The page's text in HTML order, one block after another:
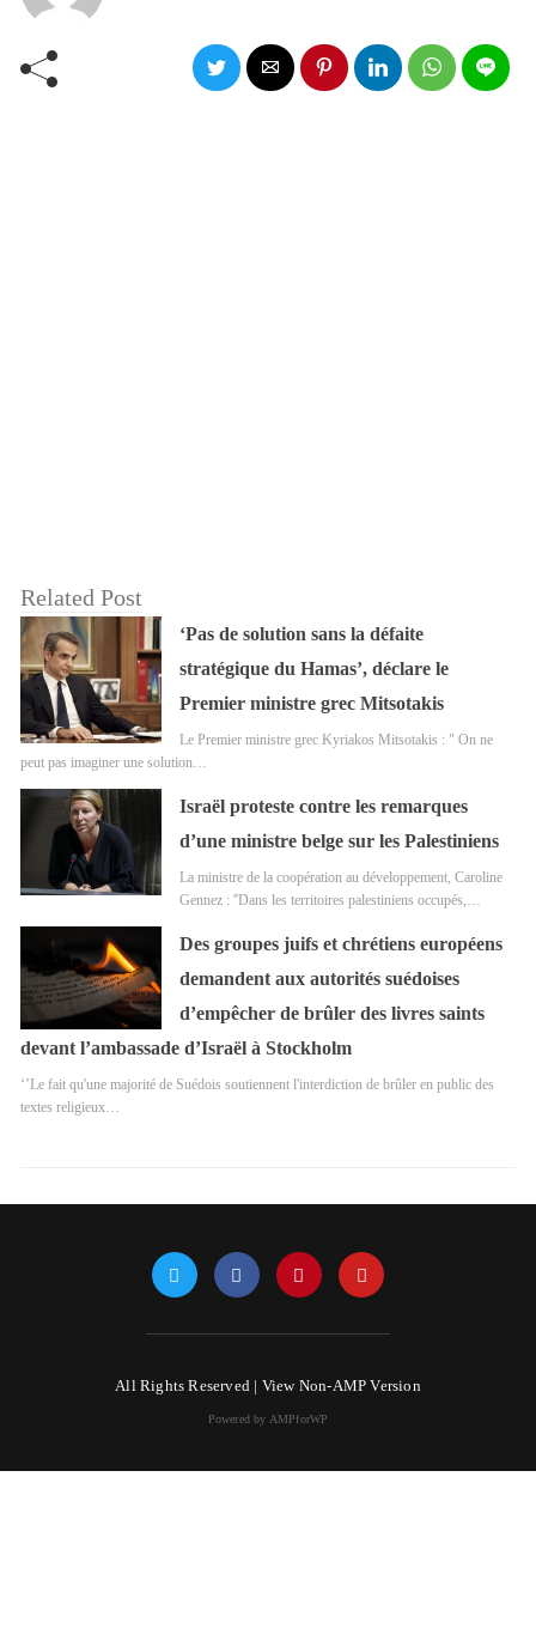
Related Post
‘Pas de solution sans la défaite
stratégique du Hamas’, déclare le
Premier ministre grec Mitsotakis
Le Premier ministre grec Kyriakos Mitsotakis : " On ne
peut pas imaginer une solution…
Israël proteste contre les remarques
d’une ministre belge sur les Palestiniens
La ministre de la coopération au développement, Caroline
Gennez : ''Dans les territoires palestiniens occupés,…
Des groupes juifs et chrétiens européens
demandent aux autorités suédoises
d’empêcher de brûler des livres saints
devant l’ambassade d’Israël à Stockholm
‘’Le fait qu'une majorité de Suédois soutiennent l'interdiction de brûler en public des
textes religieux…
All Rights Reserved | View Non-AMP Version
Powered by AMPforWP